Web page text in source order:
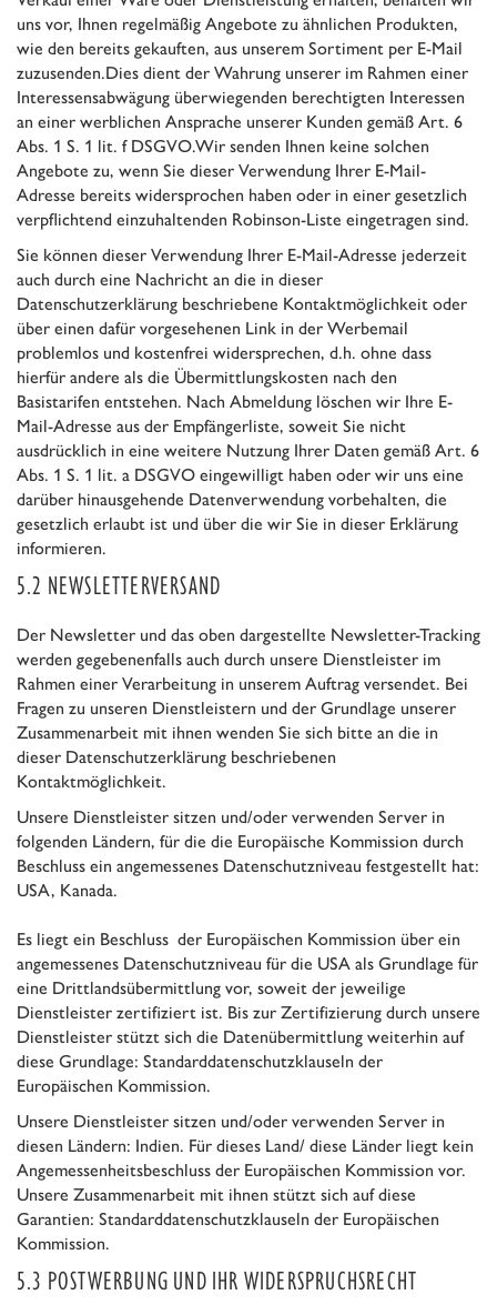
uns vor, Ihnen regelmäßig Angebote zu ähnlichen Produkten,
wie den bereits gekauften, aus unserem Sortiment per E-Mail
zuzusenden.Dies dient der Wahrung unserer im Rahmen einer
Interessensabwägung überwiegenden berechtigten Interessen
an einer werblichen Ansprache unserer Kunden gemäß Art. 6
Abs. 1 S. 1 lit. f DSGVO.Wir senden Ihnen keine solchen
Angebote zu, wenn Sie dieser Verwendung Ihrer E-Mail-
Adresse bereits widersprochen haben oder in einer gesetzlich
verpflichtend einzuhaltenden Robinson-Liste eingetragen sind.
Sie können dieser Verwendung Ihrer E-Mail-Adresse jederzeit
auch durch eine Nachricht an die in dieser
Datenschutzerklärung beschriebene Kontaktmöglichkeit oder
über einen dafür vorgesehenen Link in der Werbemail
problemlos und kostenfrei widersprechen, d.h. ohne dass
hierfür andere als die Übermittlungskosten nach den
Basistarifen entstehen. Nach Abmeldung löschen wir Ihre E-
Mail-Adresse aus der Empfängerliste, soweit Sie nicht
ausdrücklich in eine weitere Nutzung Ihrer Daten gemäß Art. 6
Abs. 1 S. 1 lit. a DSGVO eingewilligt haben oder wir uns eine
darüber hinausgehende Datenverwendung vorbehalten, die
gesetzlich erlaubt ist und über die wir Sie in dieser Erklärung
informieren.
5.2 NEWSLETTERVERSAND
Der Newsletter und das oben dargestellte Newsletter-Tracking
werden gegebenenfalls auch durch unsere Dienstleister im
Rahmen einer Verarbeitung in unserem Auftrag versendet. Bei
Fragen zu unseren Dienstleistern und der Grundlage unserer
Zusammenarbeit mit ihnen wenden Sie sich bitte an die in
dieser Datenschutzerklärung beschriebenen
Kontaktmöglichkeit.
Unsere Dienstleister sitzen und/oder verwenden Server in
folgenden Ländern, für die die Europäische Kommission durch
Beschluss ein angemessenes Datenschutzniveau festgestellt hat:
USA, Kanada.
Es liegt ein Beschluss der Europäischen Kommission über ein
angemessenes Datenschutzniveau für die USA als Grundlage für
eine Drittlandsübermittlung vor, soweit der jeweilige
Dienstleister zertifiziert ist. Bis zur Zertifizierung durch unsere
Dienstleister stützt sich die Datenübermittlung weiterhin auf
diese Grundlage: Standarddatenschutzklauseln der
Europäischen Kommission.
Unsere Dienstleister sitzen und/oder verwenden Server in
diesen Ländern: Indien. Für dieses Land/ diese Länder liegt kein
Angemessenheitsbeschluss der Europäischen Kommission vor.
Unsere Zusammenarbeit mit ihnen stützt sich auf diese
Garantien: Standarddatenschutzklauseln der Europäischen
Kommission.
5.3 POSTWERBUNG UND IHR WIDERSPRUCHSRECHT